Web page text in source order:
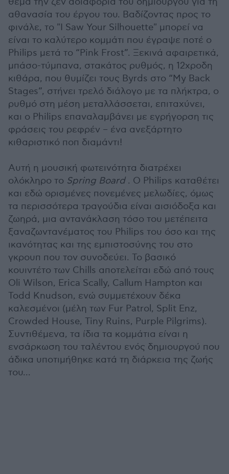
αθανασία του έργου του. Βαδίζοντας προς το
φινάλε, το "I Saw Your Silhouette" μπορεί να
είναι το καλύτερο κομμάτι που έγραψε ποτέ ο
Philips μετά το “Pink Frost”. Ξεκινά αφαιρετικά,
μπάσο-τύμπανα, στακάτος ρυθμός, η 12χροδη
κιθάρα, που θυμίζει τους Byrds στο “My Back
Stages”, στήνει τρελό διάλογο με τα πλήκτρα, ο
ρυθμό στη μέση μεταλλάσσεται, επιταχύνει,
και ο Philips επαναλαμβάνει με εγρήγορση τις
φράσεις του ρεφρέν – ένα ανεξάρτητο
κιθαριστικό ποπ διαμάντι!
Αυτή η μουσική φωτεινότητα διατρέχει
ολόκληρο το Spring Board . Ο Philips καταθέτει
και εδώ ορισμένες πονεμένες μελωδίες, όμως
τα περισσότερα τραγούδια είναι αισιόδοξα και
ζωηρά, μια αντανάκλαση τόσο του μετέπειτα
ξαναζωντανέματος του Philips του όσο και της
ικανότητας και της εμπιστοσύνης του στο
γκρουπ που τον συνοδεύει. Το βασικό
κουιντέτο των Chills αποτελείται εδώ από τους
Oli Wilson, Erica Scally, Callum Hampton και
Todd Knudson, ενώ συμμετέχουν δέκα
καλεσμένοι (μέλη των Fur Patrol, Split Enz,
Crowded House, Tiny Ruins, Purple Pilgrims).
Συντιθέμενα, τα ίδια τα κομμάτια είναι η
ενσάρκωση του ταλέντου ενός δημιουργού που
άδικα υποτιμήθηκε κατά τη διάρκεια της ζωής
του...